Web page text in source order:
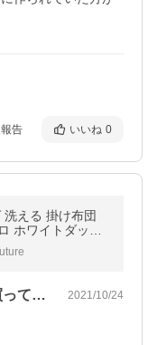
告 いいね 0
える 掛け布団
ホワイトダック
以前、客布団用に、羽毛布団を買っていた… 2021/10/24